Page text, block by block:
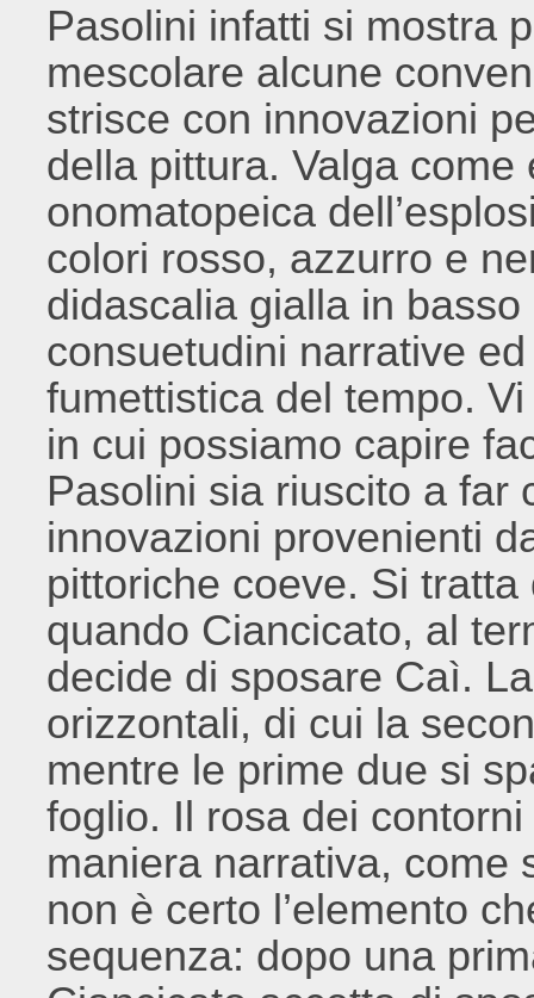
Pasolini infatti si mostra
mescolare alcune
strisce con innovazioni
della pittura. Valga
onomatopeica
colori rosso, azzurro e
didascalia gialla in
consuetudini narrative
fumettistica del tempo.
in cui possiamo capire
Pasolini sia riuscito a far
innovazioni provenienti
pittoriche coeve. Si
quando Ciancicato, al
decide di sposare Caì.
orizzontali, di cui la
mentre le prime due si
foglio. Il rosa dei
maniera narrativa, come
non è certo l’elemento
sequenza: dopo una